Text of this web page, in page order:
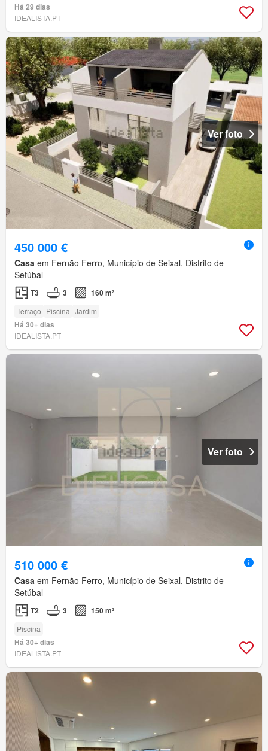
Há 29 dias
IDEALISTA.PT
Ver foto
450 000 €
Casa em Fernão Ferro, Município de Seixal, Distrito de
Setúbal
T3 3 160 m²
Terraço Piscina Jardim
Há 30+ dias
IDEALISTA.PT
Ver foto
510 000 €
Casa em Fernão Ferro, Município de Seixal, Distrito de
Setúbal
T2 3 150 m²
Piscina
Há 30+ dias
IDEALISTA.PT